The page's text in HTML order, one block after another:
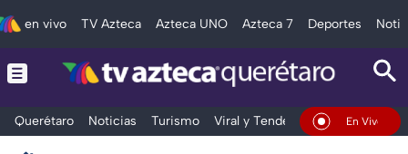
en vivo TV Azteca Azteca UNO Azteca 7 Deportes
Querétaro Noticias Turismo Viral y Tendencia Clima
En Vivo